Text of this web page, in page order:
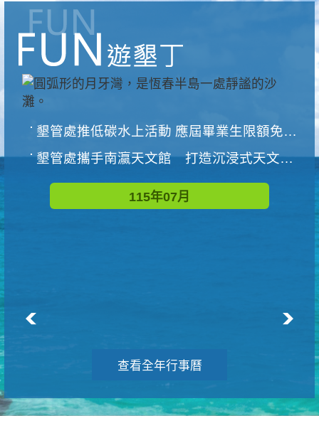
墾管處推低碳水上活動 應屆畢業生限額免費參加
墾管處攜手南瀛天文館 打造沉浸式天文探索營隊
115年07月
查看全年行事曆